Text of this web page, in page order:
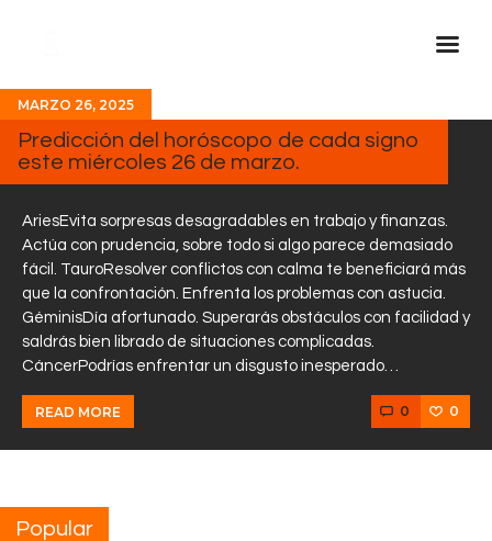
Inicio Real FM
Streaming
Descarga La APP
Programas
Noticias
Equipo
Sobre Nosotros
Contactos
MARZO 26, 2025
Predicción del horóscopo de cada signo
este miércoles 26 de marzo.
AriesEvita sorpresas desagradables en trabajo y finanzas.
Actúa con prudencia, sobre todo si algo parece demasiado
fácil. TauroResolver conflictos con calma te beneficiará más
que la confrontación. Enfrenta los problemas con astucia.
GéminisDía afortunado. Superarás obstáculos con facilidad y
saldrás bien librado de situaciones complicadas.
CáncerPodrías enfrentar un disgusto inesperado…
READ MORE 0 0
Popular